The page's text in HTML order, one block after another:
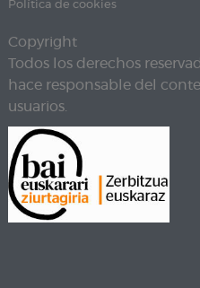
Política de cookies
Copyright
Todos los derechos
hace responsable del
usuarios.